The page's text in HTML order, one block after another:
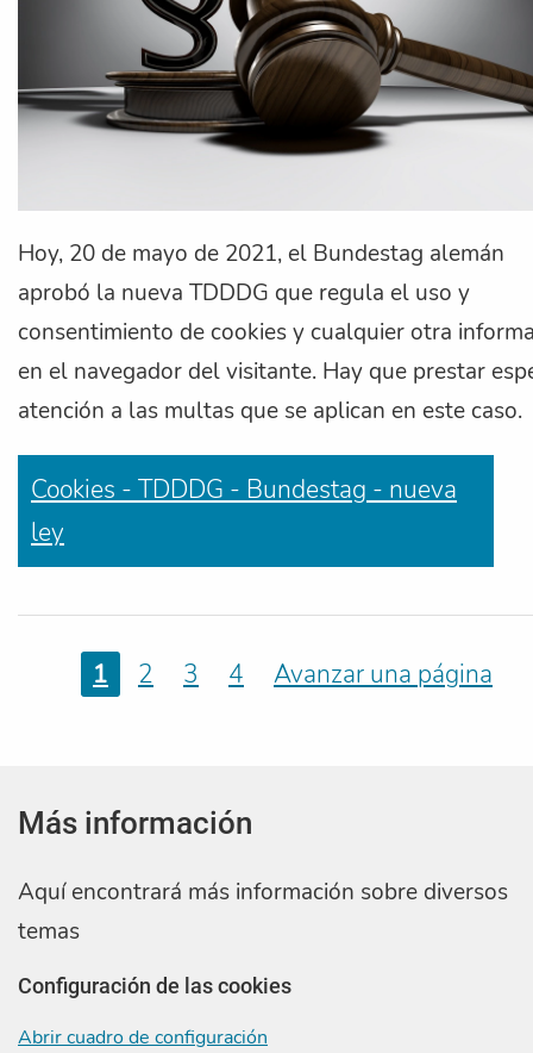
Hoy, 20 de mayo de 2021, el Bundestag alemán
aprobó la nueva TDDDG que regula el uso y
consentimiento de cookies y cualquier otra
en el navegador del visitante. Hay que prestar
atención a las multas que se aplican en este caso.
Cookies - TDDDG - Bundestag - nueva
ley
1 2 3 4 Avanzar una página
Más información
Aquí encontrará más información sobre diversos
temas
Configuración de las cookies
Abrir cuadro de configuración